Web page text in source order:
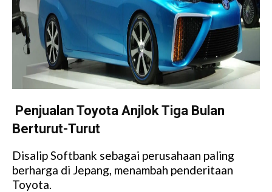
Penjualan Toyota Anjlok Tiga Bulan
Berturut-Turut
Disalip Softbank sebagai perusahaan paling
berharga di Jepang, menambah penderitaan
Toyota.